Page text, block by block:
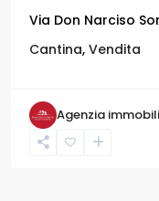
Via Don Narciso
Cantina, Vendita
Agenzia